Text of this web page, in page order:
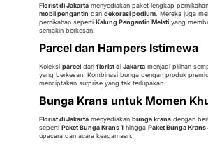
Florist di Jakarta menyediakan paket lengkap
mobil pengantin dan dekorasi podium . Mereka juga
pernikahan seperti Kalung Pengantin Melati yang
semakin berkesan.
Parcel dan Hampers Istimewa
Koleksi parcel dari florist di Jakarta menjadi pilihan
yang berkesan. Kombinasi bunga dengan produk
menciptakan surprise yang tak terlupakan.
Bunga Krans untuk Momen
Florist di Jakarta menyediakan bunga krans dengan
seperti Paket Bunga Krans 1 hingga Paket Bunga Krans
upacara dan acara keagamaan.